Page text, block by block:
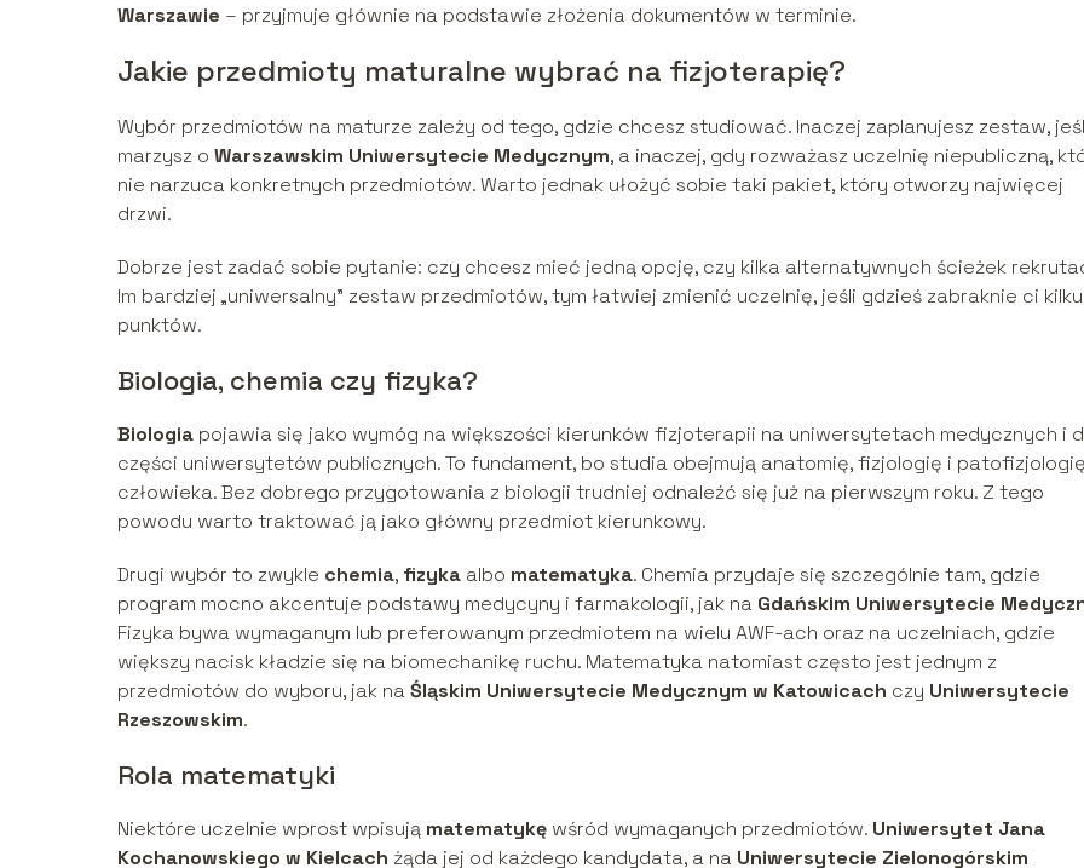
Warszawie – przyjmuje głównie na podstawie złożenia dokumentów w terminie.
Jakie przedmioty maturalne wybrać na fizjoterapię?
Wybór przedmiotów na maturze zależy od tego, gdzie chcesz studiować. Inaczej zaplanujesz zestaw,
marzysz o Warszawskim Uniwersytecie Medycznym, a inaczej, gdy rozważasz uczelnię niepubliczną,
nie narzuca konkretnych przedmiotów. Warto jednak ułożyć sobie taki pakiet, który otworzy najwięcej
drzwi.
Dobrze jest zadać sobie pytanie: czy chcesz mieć jedną opcję, czy kilka alternatywnych ścieżek
Im bardziej „uniwersalny” zestaw przedmiotów, tym łatwiej zmienić uczelnię, jeśli gdzieś zabraknie ci kilku
punktów.
Biologia, chemia czy fizyka?
Biologia pojawia się jako wymóg na większości kierunków fizjoterapii na uniwersytetach medycznych i
części uniwersytetów publicznych. To fundament, bo studia obejmują anatomię, fizjologię i patofizjologię
człowieka. Bez dobrego przygotowania z biologii trudniej odnaleźć się już na pierwszym roku. Z tego
powodu warto traktować ją jako główny przedmiot kierunkowy.
Drugi wybór to zwykle chemia, fizyka albo matematyka. Chemia przydaje się szczególnie tam, gdzie
program mocno akcentuje podstawy medycyny i farmakologii, jak na Gdańskim Uniwersytecie
Fizyka bywa wymaganym lub preferowanym przedmiotem na wielu AWF-ach oraz na uczelniach, gdzie
większy nacisk kładzie się na biomechanikę ruchu. Matematyka natomiast często jest jednym z
przedmiotów do wyboru, jak naŚląskim Uniwersytecie Medycznym w Katowicach czy Uniwersytecie
Rzeszowskim.
Rola matematyki
Niektóre uczelnie wprost wpisują matematykę wśród wymaganych przedmiotów. Uniwersytet Jana
Kochanowskiego w Kielcach żąda jej od każdego kandydata, a na Uniwersytecie Zielonogórskim